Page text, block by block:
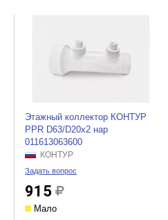
Этажный коллектор КОНТУР
PPR D63/D20x2 нар
011613063600
КОНТУР
Задать вопрос
915
Мало